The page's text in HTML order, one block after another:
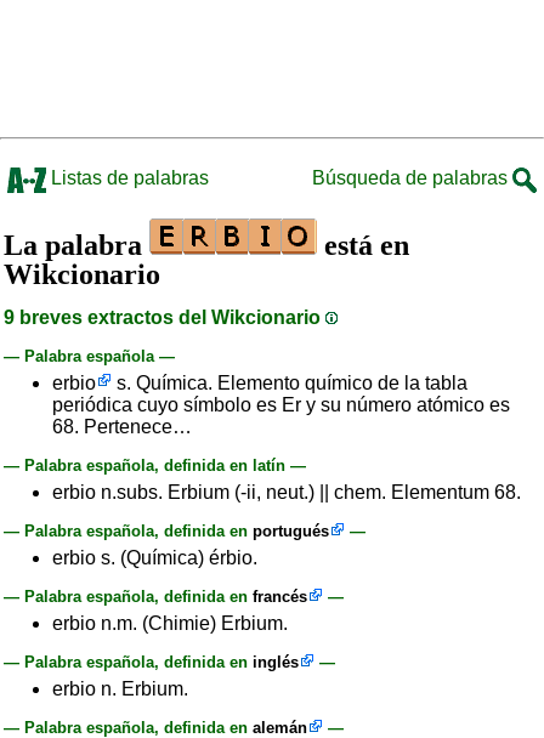
Listas de palabras Búsqueda de palabras
La palabra
está en
Wikcionario
9 breves extractos del Wikcionario
— Palabra española —
erbio
s. Química. Elemento químico de la tabla
periódica cuyo símbolo es Er y su número atómico es
68. Pertenece…
— Palabra española, definida en latín —
erbio n.subs. Erbium (-ii, neut.) || chem. Elementum 68.
— Palabra española, definida en portugués —
erbio s. (Química) érbio.
— Palabra española, definida en francés —
erbio n.m. (Chimie) Erbium.
— Palabra española, definida en inglés —
erbio n. Erbium.
— Palabra española, definida en alemán —